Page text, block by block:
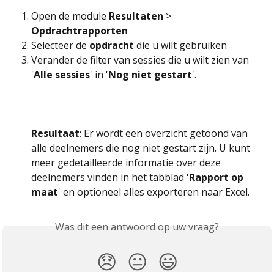
Open de module Resultaten >
Opdrachtrapporten
Selecteer de opdracht die u wilt gebruiken
Verander de filter van sessies die u wilt zien van
'Alle sessies' in 'Nog niet gestart'.
Resultaat: Er wordt een overzicht getoond van
alle deelnemers die nog niet gestart zijn. U kunt
meer gedetailleerde informatie over deze
deelnemers vinden in het tabblad 'Rapport op
maat' en optioneel alles exporteren naar Excel.
Was dit een antwoord op uw vraag?
😞 😐 😃